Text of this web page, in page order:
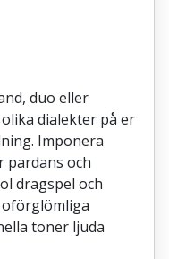
duo eller
dialekter på er
Imponera
pardans och
dragspel och
oförglömliga
toner ljuda